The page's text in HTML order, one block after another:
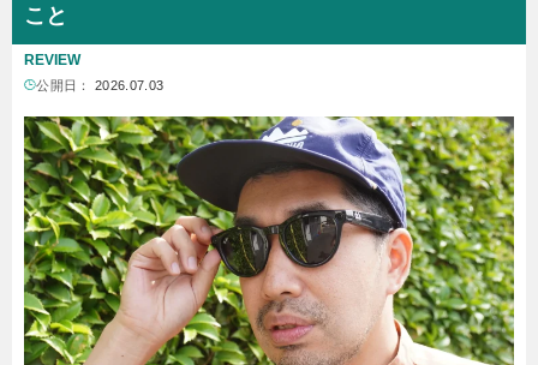
こと
REVIEW
公開日： 2026.07.03